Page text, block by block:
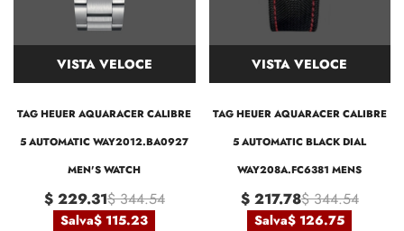
VISTA VELOCE
TAG HEUER AQUARACER CALIBRE
5 AUTOMATIC WAY2012.BA0927
MEN'S WATCH
$ 229.31$ 344.54
Salva$ 115.23
VISTA VELOCE
TAG HEUER AQUARACER CALIBRE
5 AUTOMATIC BLACK DIAL
WAY208A.FC6381 MENS
$ 217.78$ 344.54
Salva$ 126.75